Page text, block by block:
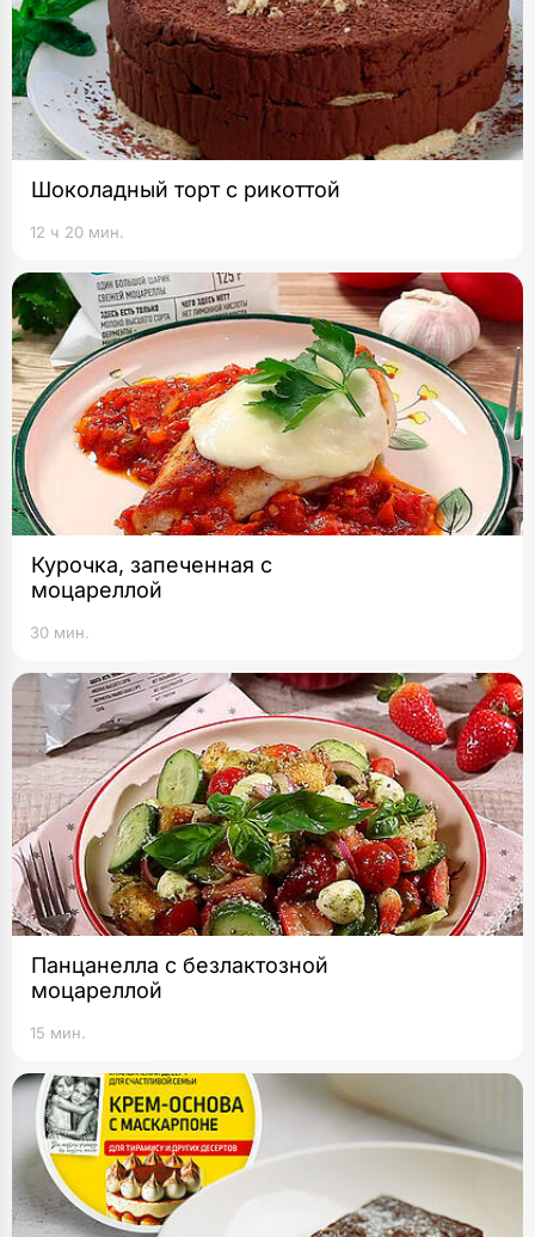
отложите 5–6 ложек для смазывания рулета.
Оставшуюся массу немного взбейте венчиком
и ровным слоем распределите по периметру
получившегося бисквита, оставив не
смазанным один край на 2 см.
и сверните в рулет при помощи пергамента.
Заверните в пергамент рулет и уберите
в холодильник на 2 часа.
Взбейте в блендере все обрезки и крошки от
бисквита. Готовый рулет смажьте оставшимся
кремом-основой, посыпьте крошками
и украсьте клубникой.
Шоколадный торт с рикоттой
12 ч 20 мин.
Курочка, запеченная с
моцареллой
30 мин.
Панцанелла с безлактозной
моцареллой
15 мин.